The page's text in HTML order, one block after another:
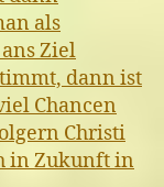
als
Ziel
dann ist
Chancen
Christi
in Zukunft in